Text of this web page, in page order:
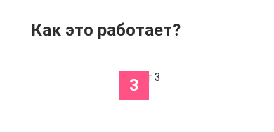
Как это работает?
3